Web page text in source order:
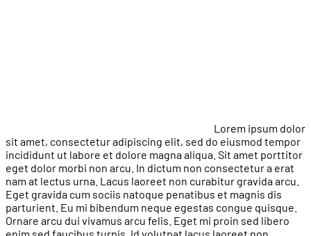
Lorem ipsum dolor
sit amet, consectetur adipiscing elit, sed do eiusmod tempor
incididunt ut labore et dolore magna aliqua. Sit amet porttitor
eget dolor morbi non arcu. In dictum non consectetur a erat
nam at lectus urna. Lacus laoreet non curabitur gravida arcu.
Eget gravida cum sociis natoque penatibus et magnis dis
parturient. Eu mi bibendum neque egestas congue quisque.
Ornare arcu dui vivamus arcu felis. Eget mi proin sed libero
enim sed faucibus turpis. Id volutpat lacus laoreet non